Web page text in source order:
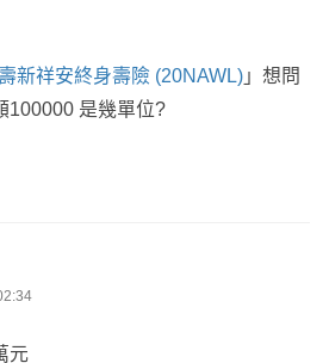
新祥安終身壽險 (20NAWL) 」想問
100000 是幾單位?
元